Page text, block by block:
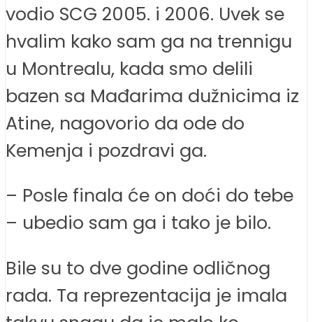
vodio SCG 2005. i 2006. Uvek se
hvalim kako sam ga na trennigu
u Montrealu, kada smo delili
bazen sa Mađarima dužnicima iz
Atine, nagovorio da ode do
Kemenja i pozdravi ga.
– Posle finala će on doći do tebe
– ubedio sam ga i tako je bilo.
Bile su to dve godine odličnog
rada. Ta reprezentacija je imala